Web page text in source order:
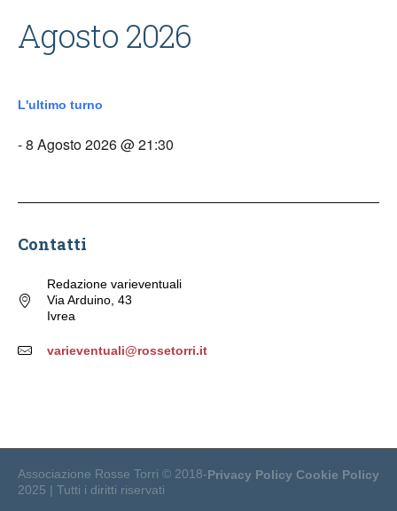
Agosto 2026
L'ultimo turno
- 8 Agosto 2026 @ 21:30
Contatti
Redazione varieventuali
Via Arduino, 43
Ivrea
varieventuali@rossetorri.it
Privacy Policy Cookie Policy
Associazione Rosse Torri © 2018-
2025 | Tutti i diritti riservati